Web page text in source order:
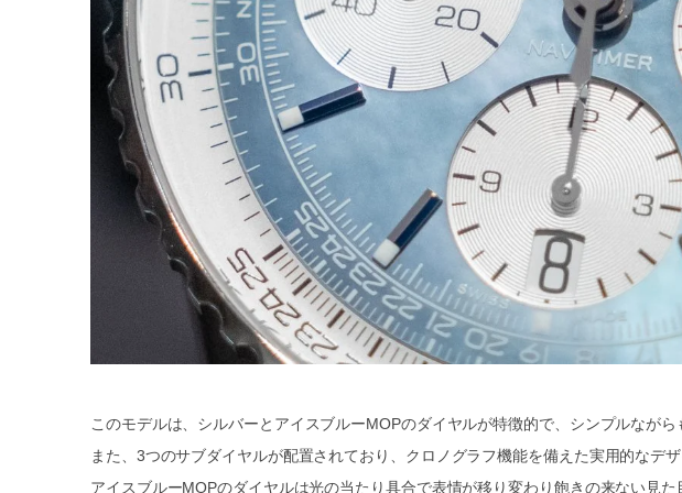
このモデルは、シルバーとアイスブルーMOPのダイヤルが特徴的で、シンプルながら
また、3つのサブダイヤルが配置されており、クロノグラフ機能を備えた実用的なデザ
アイスブルーMOPのダイヤルは光の当たり具合で表情が移り変わり飽きの来ない見